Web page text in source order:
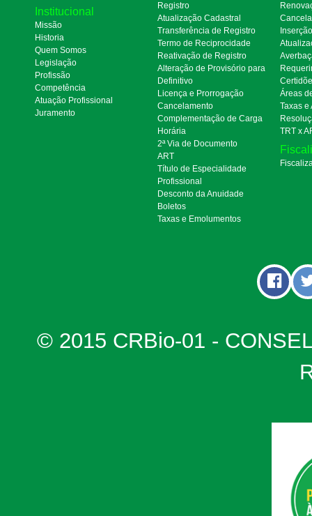
Institucional
Missão
Historia
Quem Somos
Legislação
Profissão
Competência
Atuação Profissional
Juramento
Registro
Atualização Cadastral
Transferência de Registro
Termo de Reciprocidade
Reativação de Registro
Alteração de Provisório para
Definitivo
Licença e Prorrogação
Cancelamento
Complementação de Carga
Horária
2ª Via de Documento
ART
Título de Especialidade
Profissional
Desconto da Anuidade
Boletos
Taxas e Emolumentos
Áreas
Taxas e
TRT x
© 2015 CRBio-01 -